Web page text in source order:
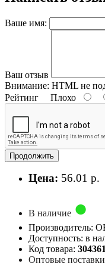
Ваше имя:
Ваш отзыв
Внимание: HTML не
Рейтинг Плохо
Продолжить
Цена: 56.01 р.
В наличие
Производитель:
Доступность: в
Код товара:
Оптовые